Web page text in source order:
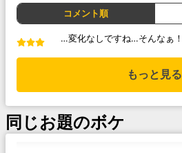
コメント順
…変化なしですね…そんなぁ！
もっと見る
同じお題のボケ